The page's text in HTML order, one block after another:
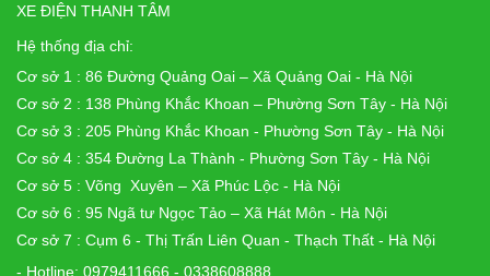
XE ĐIỆN THANH TÂM
Hệ thống địa chỉ:
Cơ sở 1 : 86 Đường Quảng Oai – Xã Quảng Oai - Hà Nội
Cơ sở 2 : 138 Phùng Khắc Khoan – Phường Sơn Tây - Hà Nội
Cơ sở 3 : 205 Phùng Khắc Khoan - Phường Sơn Tây - Hà Nội
Cơ sở 4 : 354 Đường La Thành - Phường Sơn Tây - Hà Nội
Cơ sở 5 : Võng Xuyên – Xã Phúc Lộc - Hà Nội
Cơ sở 6 : 95 Ngã tư Ngọc Tảo – Xã Hát Môn - Hà Nội
Cơ sở 7 : Cụm 6 - Thị Trấn Liên Quan - Thạch Thất - Hà Nội
- Hotline: 0979411666 - 0338608888